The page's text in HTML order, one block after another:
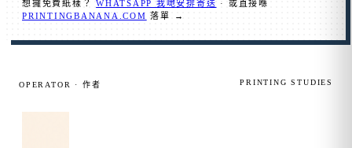
想攞免費紙樣？WHATSAPP 我哋安排寄送 · 或直接喺
PRINTINGBANANA.COM 落單 →
OPERATOR · 作者 PRINTING STUDIES